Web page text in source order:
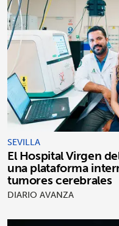
SEVILLA
El Hospital Virgen
una plataforma
tumores cerebrales
DIARIO AVANZA